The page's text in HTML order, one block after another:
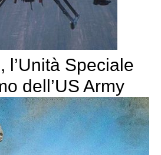
l’Unità Speciale
dell’US Army